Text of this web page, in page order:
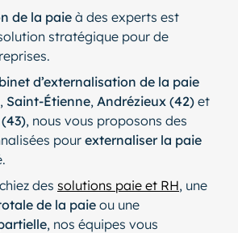
de la paie à des experts est
stratégique pour de
d’externalisation de la paie
, Saint-Étienne, Andrézieux (42) et
, nous vous proposons des
pour externaliser la paie
des solutions paie et RH, une
de la paie ou une
, nos équipes vous